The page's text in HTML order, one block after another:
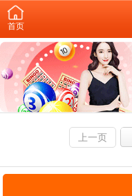
首页
上一页